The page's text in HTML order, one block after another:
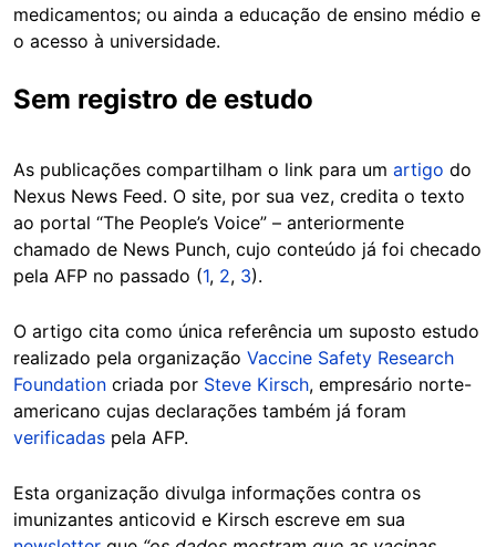
medicamentos; ou ainda a educação de ensino médio e
o acesso à universidade.
Sem registro de estudo
As publicações compartilham o link para um artigo do
Nexus News Feed. O site, por sua vez, credita o texto
ao portal “The People’s Voice” – anteriormente
chamado de News Punch, cujo conteúdo já foi checado
pela AFP no passado (1, 2, 3).
O artigo cita como única referência um suposto estudo
realizado pela organização Vaccine Safety Research
Foundation criada por Steve Kirsch, empresário norte-
americano cujas declarações também já foram
verificadas pela AFP.
Esta organização divulga informações contra os
imunizantes anticovid e Kirsch escreve em sua